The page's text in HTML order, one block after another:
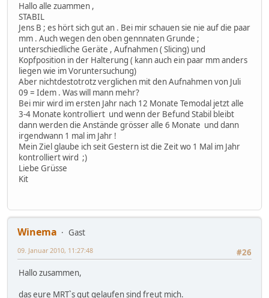
Hallo alle zuammen ,
STABIL
Jens B ; es hört sich gut an . Bei mir schauen sie nie auf die paar
mm . Auch wegen den oben gennnaten Grunde ;
unterschiedliche Geräte , Aufnahmen ( Slicing) und
Kopfposition in der Halterung ( kann auch ein paar mm anders
liegen wie im Voruntersuchung)
Aber nichtdestotrotz verglichen mit den Aufnahmen von Juli
09 = Idem . Was will mann mehr?
Bei mir wird im ersten Jahr nach 12 Monate Temodal jetzt alle
3-4 Monate kontrolliert und wenn der Befund Stabil bleibt
dann werden die Anstände grösser alle 6 Monate und dann
irgendwann 1 mal im Jahr !
Mein Ziel glaube ich seit Gestern ist die Zeit wo 1 Mal im Jahr
kontrolliert wird ;)
Liebe Grüsse
Kit
Winema
Gast
#26
09. Januar 2010, 11:27:48
Hallo zusammen,
das eure MRT`s gut gelaufen sind freut mich.